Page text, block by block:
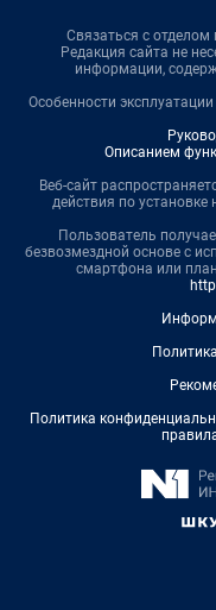
Связаться с отделом
Редакция сайта не
информации,
Особенности
Описанием
Веб-сайт
действия по установке
Пользователь
безвозмездной основе с
смартфона или
Политика